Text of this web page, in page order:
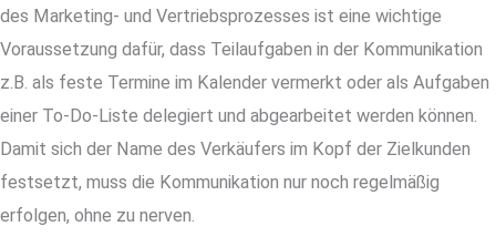
des Marketing- und Vertriebsprozesses ist eine wichtige
Voraussetzung dafür, dass Teilaufgaben in der Kommunikation
z.B. als feste Termine im Kalender vermerkt oder als Aufgaben
einer To-Do-Liste delegiert und abgearbeitet werden können.
Damit sich der Name des Verkäufers im Kopf der Zielkunden
festsetzt, muss die Kommunikation nur noch regelmäßig
erfolgen, ohne zu nerven.